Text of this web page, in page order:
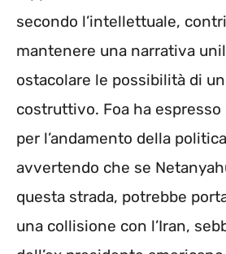
secondo l’intellettuale,
mantenere una narrativa
ostacolare le possibilità di
costruttivo. Foa ha
per l’andamento della
avvertendo che se
questa strada, potrebbe
una collisione con l’Iran,